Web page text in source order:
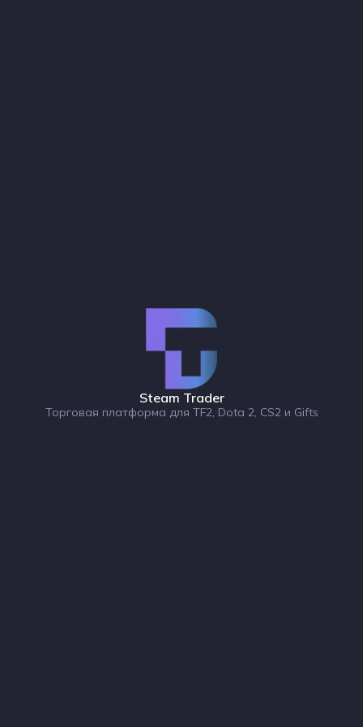
Steam Trader
Торговая платформа для TF2, Dota 2, CS2 и Gifts